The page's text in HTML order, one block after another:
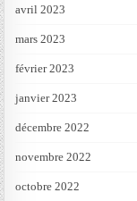
avril 2023
mars 2023
février 2023
janvier 2023
décembre 2022
novembre 2022
octobre 2022